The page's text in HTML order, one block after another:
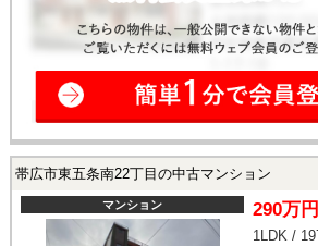
帯広市東五条南22丁目の中古マンション
マンション 290万円
1LDK /